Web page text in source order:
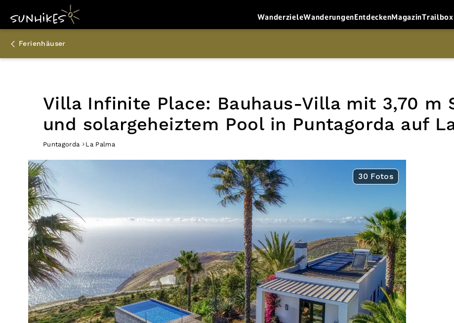
WanderzieleWanderungenEntdeckenMagazinTrailbox
Ferienhäuser
Villa Infinite Place: Bauhaus-Villa mit 3,70 m
und solargeheiztem Pool in Puntagorda auf
Puntagorda La Palma
30 Fotos